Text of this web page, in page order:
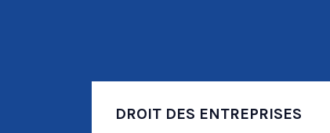
DROIT DES ENTREPRISES